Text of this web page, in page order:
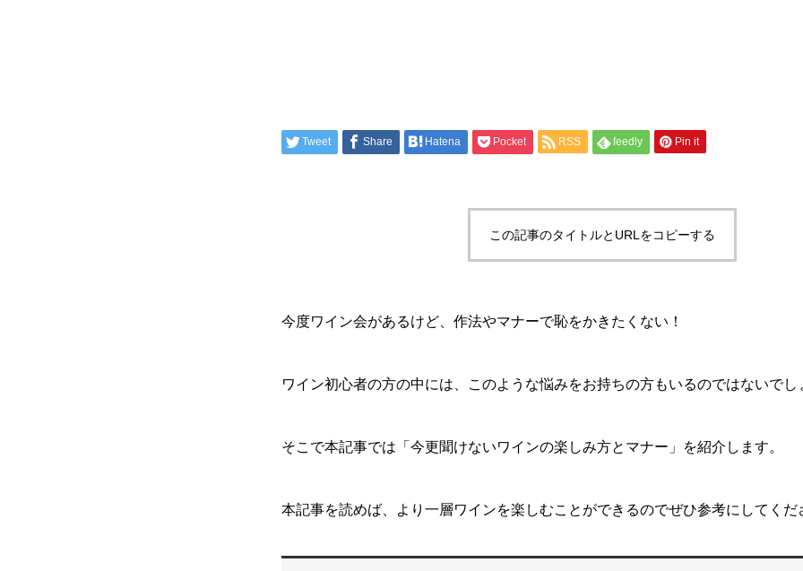
Tweet Share Hatena Pocket RSS feedly Pin it
この記事のタイトルとURLをコピーする
今度ワイン会があるけど、作法やマナーで恥をかきたくない！
ワイン初心者の方の中には、このような悩みをお持ちの方もいるのではないでし
そこで本記事では「今更聞けないワインの楽しみ方とマナー」を紹介します。
本記事を読めば、より一層ワインを楽しむことができるのでぜひ参考にしてくだ